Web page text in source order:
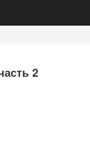
2